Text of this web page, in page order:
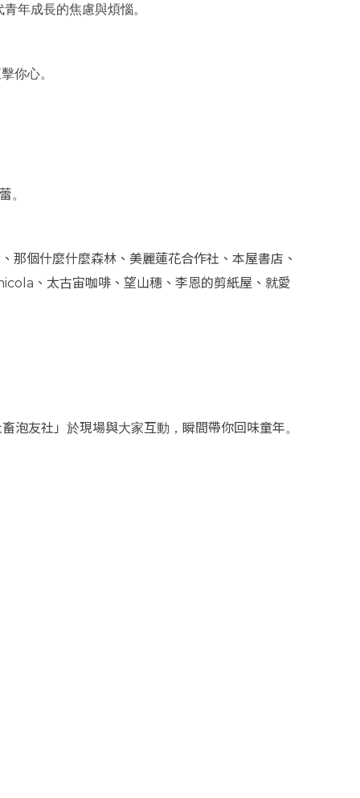
年成長的焦慮與煩惱。
你心。
。
個什麼什麼森林、美麗蓮花合作社、本屋書店、
、太古宙咖啡、望山穗、李恩的剪紙屋、就愛
友社」於現場與大家互動，瞬間帶你回味童年。